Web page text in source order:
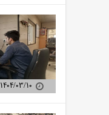
۱۴۰۴/۰۳/۱۰ ۰۶:۱۸